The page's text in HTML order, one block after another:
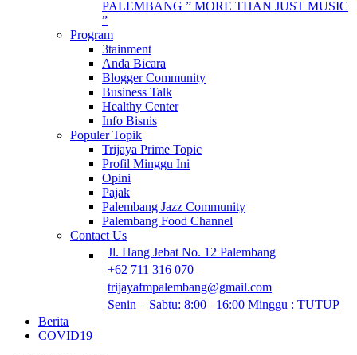
PALEMBANG ” MORE THAN JUST MUSIC
”
Program
3tainment
Anda Bicara
Blogger Community
Business Talk
Healthy Center
Info Bisnis
Populer Topik
Trijaya Prime Topic
Profil Minggu Ini
Opini
Pajak
Palembang Jazz Community
Palembang Food Channel
Contact Us
Jl. Hang Jebat No. 12 Palembang
+62 711 316 070
trijayafmpalembang@gmail.com
Senin – Sabtu: 8:00 –16:00 Minggu : TUTUP
Berita
COVID19